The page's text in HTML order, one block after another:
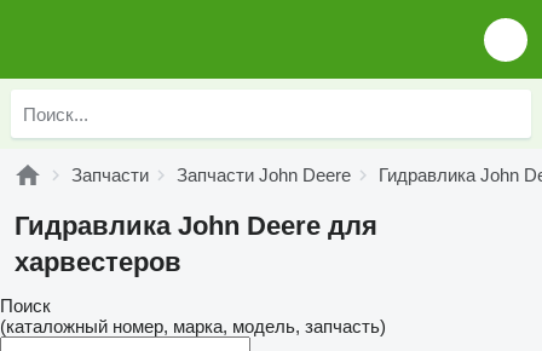
Запчасти Запчасти John Deere Гидравлика John
Гидравлика John Deere для
харвестеров
Поиск
(каталожный номер, марка, модель, запчасть)